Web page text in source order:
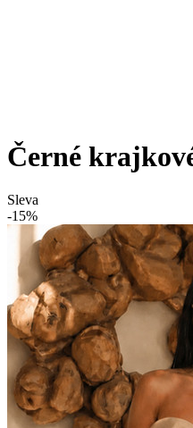
Černé
Sleva
-15%